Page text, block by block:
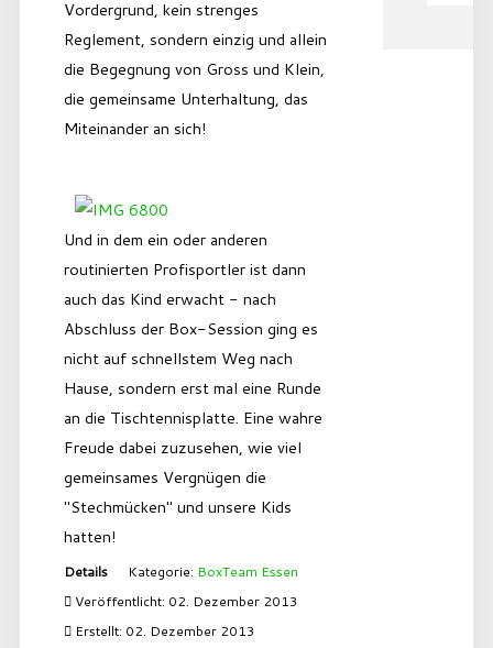
Vordergrund, kein strenges
Reglement, sondern einzig und allein
die Begegnung von Gross und Klein,
die gemeinsame Unterhaltung, das
Miteinander an sich!
Und in dem ein oder anderen
routinierten Profisportler ist dann
auch das Kind erwacht - nach
Abschluss der Box-Session ging es
nicht auf schnellstem Weg nach
Hause, sondern erst mal eine Runde
an die Tischtennisplatte. Eine wahre
Freude dabei zuzusehen, wie viel
gemeinsames Vergnügen die
"Stechmücken" und unsere Kids
hatten!
Details Kategorie: BoxTeam Essen
Veröffentlicht: 02. Dezember 2013
Erstellt: 02. Dezember 2013